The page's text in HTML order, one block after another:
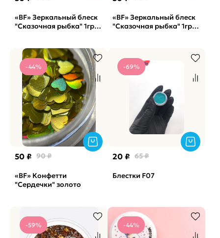
«BF» Зеркальный блеск
"Сказочная рыбка" 1гр
«BF» Зеркальный блеск
"Сказочная рыбка" 1гр
-44%
50 ₽ 90 ₽
«BF» Конфетти
"Сердечки" золото
-69%
20 ₽ 65 ₽
Блестки F07
-59% -44%